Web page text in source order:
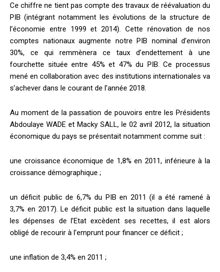
Ce chiffre ne tient pas compte des travaux de réévaluation du
PIB (intégrant notamment les évolutions de la structure de
l’économie entre 1999 et 2014). Cette rénovation de nos
comptes nationaux augmente notre PIB nominal d’environ
30%, ce qui remmènera ce taux d’endettement à une
fourchette située entre 45% et 47% du PIB. Ce processus
mené en collaboration avec des institutions internationales va
s’achever dans le courant de l’année 2018.
Au moment de la passation de pouvoirs entre les Présidents
Abdoulaye WADE et Macky SALL, le 02 avril 2012, la situation
économique du pays se présentait notamment comme suit :
une croissance économique de 1,8% en 2011, inférieure à la
croissance démographique ;
un déficit public de 6,7% du PIB en 2011 (il a été ramené à
3,7% en 2017). Le déficit public est la situation dans laquelle
les dépenses de l’Etat excèdent ses recettes, il est alors
obligé de recourir à l’emprunt pour financer ce déficit ;
une inflation de 3,4% en 2011 ;